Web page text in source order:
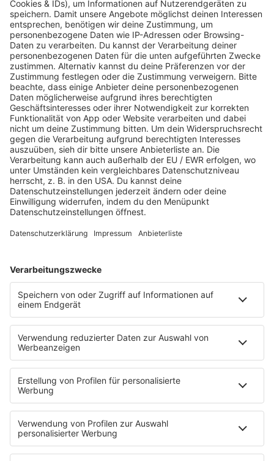
deineFavoritendirekt auf derStartseitezu finden.
Ach fast vergessen, du kannst
unserePodcastsauchdownloadenundOffline
Während des Autofahrens kannst du überall mit
unserer App überApple Car PlayundAndroid
AutoROCK FM hören, damit ihr auch außerhalb des
Sendegebiets in unserenRock Genusskommt!
ÜberChromecastundAirplaykannst du
deineSoundboxenansteuern.
Du kannst mit der App aktiv an unseren
Sendungenteilnehmen, einfach
eineNachricht,ein Bild, ein Video oder eine
Sprachnachrichtüber die ROCK FM App ins Studio
schicken
HOME
SERVICE
Kontakt
Newsletter
Über ROCK FM
Jobs & Praktika
Pressekontakt
Presse & Downloads
Verkehr
Wetter